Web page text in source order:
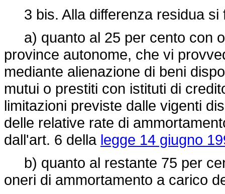
3 bis. Alla differenza residua si
a) quanto al 25 per cento con
province autonome, che vi
mediante alienazione di beni
mutui o prestiti con istituti di
limitazioni previste dalle vigenti
delle relative rate di
dall'art. 6 della legge 14 giugno
b) quanto al restante 75 per
oneri di ammortamento a carico